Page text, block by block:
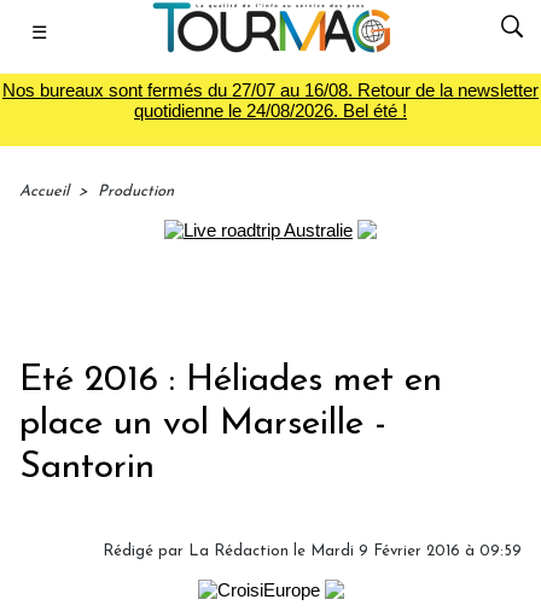
☰
Nos bureaux sont fermés du 27/07 au 16/08. Retour de la newsletter
quotidienne le 24/08/2026. Bel été !
Accueil > Production
Eté 2016 : Héliades met en
place un vol Marseille -
Santorin
Rédigé par La Rédaction le Mardi 9 Février 2016 à 09:59